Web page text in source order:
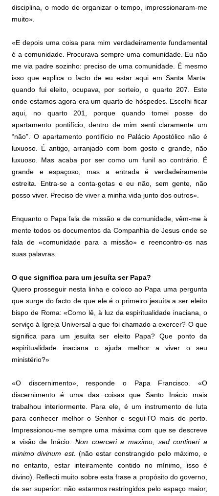
disciplina, o modo de organizar o tempo, impressionaram-me
muito».
«E depois uma coisa para mim verdadeiramente fundamental
é a comunidade. Procurava sempre uma comunidade. Eu não
me via padre sozinho: preciso de uma comunidade. É mesmo
isso que explica o facto de eu estar aqui em Santa Marta:
quando fui eleito, ocupava, por sorteio, o quarto 207. Este
onde estamos agora era um quarto de hóspedes. Escolhi ficar
aqui, no quarto 201, porque quando tomei posse do
apartamento pontifício, dentro de mim senti claramente um
“não”. O apartamento pontifício no Palácio Apostólico não é
luxuoso. É antigo, arranjado com bom gosto e grande, não
luxuoso. Mas acaba por ser como um funil ao contrário. É
grande e espaçoso, mas a entrada é verdadeiramente
estreita. Entra-se a conta-gotas e eu não, sem gente, não
posso viver. Preciso de viver a minha vida junto dos outros».
Enquanto o Papa fala de missão e de comunidade, vêm-me à
mente todos os documentos da Companhia de Jesus onde se
fala de «comunidade para a missão» e reencontro-os nas
suas palavras.
O que significa para um jesuíta ser Papa?
Quero prosseguir nesta linha e coloco ao Papa uma pergunta
que surge do facto de que ele é o primeiro jesuíta a ser eleito
bispo de Roma: «Como lê, à luz da espiritualidade inaciana, o
serviço à Igreja Universal a que foi chamado a exercer? O que
significa para um jesuíta ser eleito Papa? Que ponto da
espiritualidade inaciana o ajuda melhor a viver o seu
ministério?»
«O discernimento», responde o Papa Francisco. «O
discernimento é uma das coisas que Santo Inácio mais
trabalhou interiormente. Para ele, é um instrumento de luta
para conhecer melhor o Senhor e segui-l’O mais de perto.
Impressionou-me sempre uma máxima com que se descreve
a visão de Inácio: Non coerceri a maximo, sed contineri a
minimo divinum est. (não estar constrangido pelo máximo, e
no entanto, estar inteiramente contido no mínimo, isso é
divino). Reflecti muito sobre esta frase a propósito do governo,
de ser superior: não estarmos restringidos pelo espaço maior,